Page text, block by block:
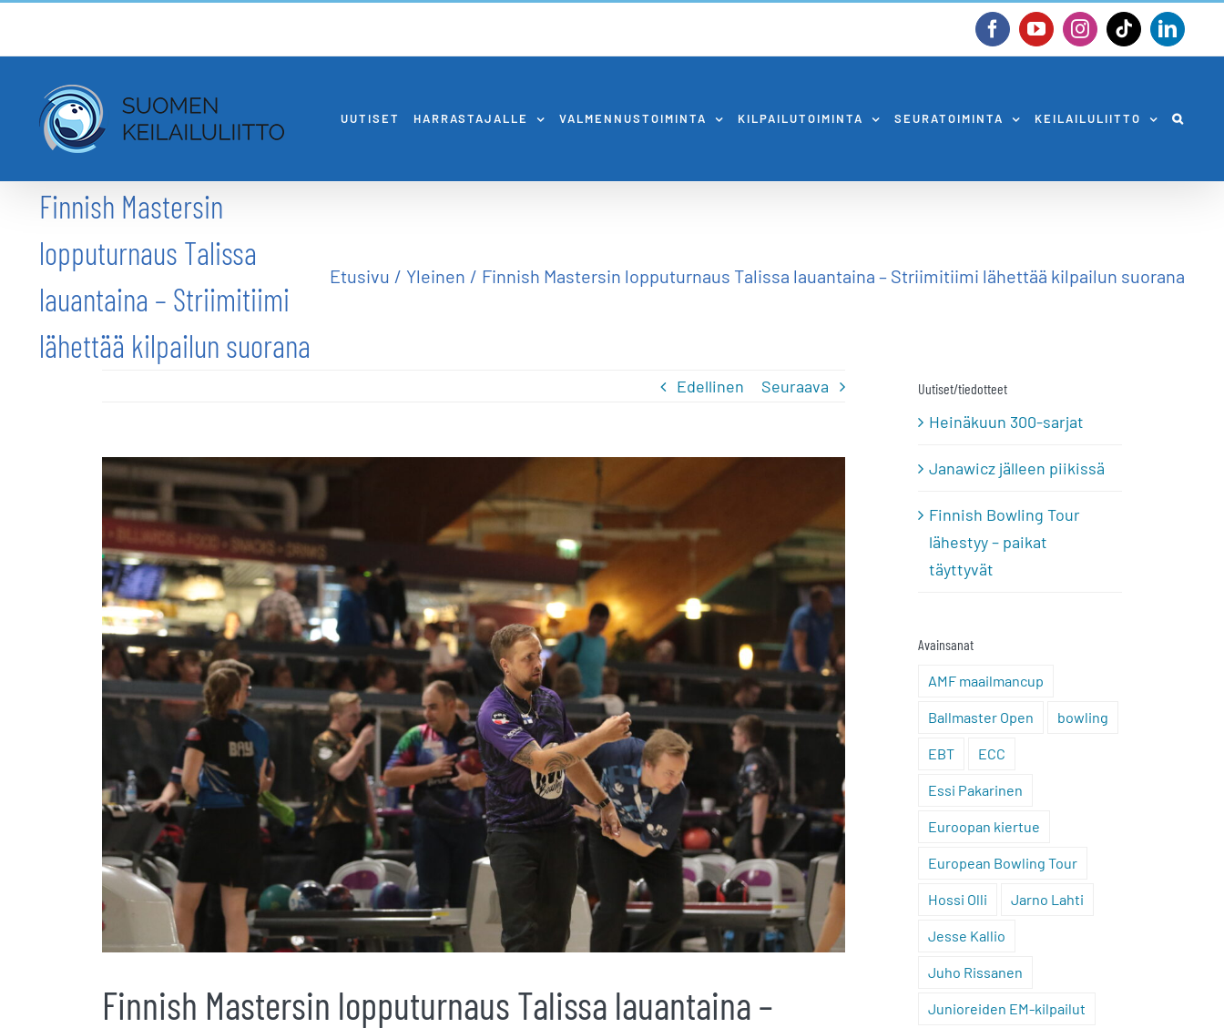
FacebookYouTubeInstagram
Tiktok
UUTISET HARRASTAJALLE VALMENNUSTOIMINTA KILPAILUTOIMINTA SEURATOIMINTA KEILAILULIITTO
Finnish Mastersin
lopputurnaus Talissa
lauantaina – Striimitiimi
lähettää kilpailun suorana
Etusivu Yleinen Finnish Mastersin lopputurnaus Talissa lauantaina – Striimitiimi lähettää kilpailun suorana
Edellinen Seuraava
Katso
kuvaa
isompana
Finnish Mastersin lopputurnaus Talissa lauantaina –
Uutiset/tiedotteet
Heinäkuun 300-sarjat
Janawicz jälleen piikissä
Finnish Bowling Tour
lähestyy – paikat
täyttyvät
Avainsanat
AMF maailmancup
Ballmaster Open bowling
EBT ECC
Essi Pakarinen
Euroopan kiertue
European Bowling Tour
Hossi Olli Jarno Lahti
Jesse Kallio
Juho Rissanen
Junioreiden EM-kilpailut